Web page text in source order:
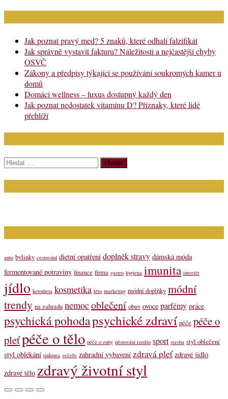
Jak poznat pravý med? 5 znaků, které odhalí falzifikát
Jak správně vystavit fakturu? Náležitosti a nejčastější chyby
OSVČ
Zákony a předpisy týkající se používání soukromých kamer u
domů
Domácí wellness – luxus dostupný každý den
Jak poznat nedostatek vitamínu D? Příznaky, které lidé
přehlíží
Vyhledávání
auto bylinky cestování dietní opatření doplněk stravy dámská móda
fermentované potraviny finance firma gastro hygiena imunita interiér
jídlo ketodieta kosmetika léto marketing módní doplňky módní
trendy na zahradu nemocoblečení obuv ovoce parfémy práce
psychická pohodapsychické zdraví péče péče o
pleťpéče o tělo péče o zuby pěstování rostlin sport stavba styl oblečení
styl oblékání tinktura večeře zahradní vybavení zdravá pleť zdravé jídlo
zdravé tělo zdravý životní styl